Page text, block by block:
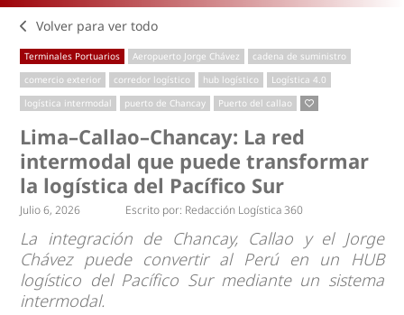
Volver para ver todo
Terminales Portuarios Aeropuerto Jorge Chávez
cadena de suministro
comercio exterior
corredor logístico hub logístico
Logística 4.0
logística intermodal
puerto de Chancay Puerto del callao
Lima–Callao–Chancay: La red
intermodal que puede transformar
la logística del Pacífico Sur
Julio 6, 2026 Escrito por: Redacción Logística 360
La integración de Chancay, Callao y el Jorge
Chávez puede convertir al Perú en un HUB
logístico del Pacífico Sur mediante un sistema
intermodal.